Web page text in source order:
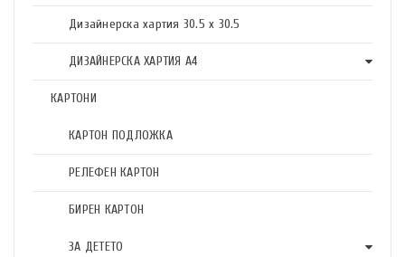
Дизайнерска хартия 30.5 х 30.5
ДИЗАЙНЕРСКА ХАРТИЯ А4
КАРТОНИ
КАРТОН ПОДЛОЖКА
РЕЛЕФЕН КАРТОН
БИРЕН КАРТОН
ЗА ДЕТЕТО